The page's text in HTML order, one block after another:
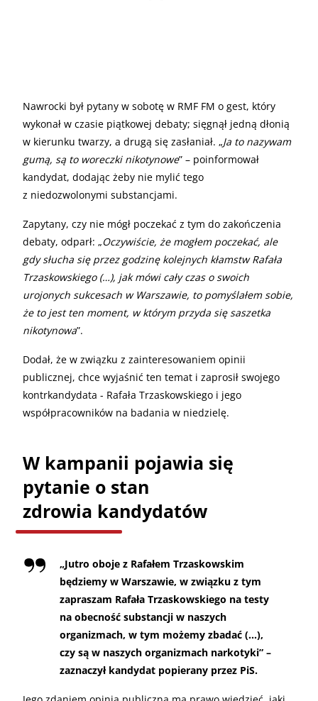
Nawrocki był pytany w sobotę w RMF FM o gest, który
wykonał w czasie piątkowej debaty; sięgnął jedną dłonią
w kierunku twarzy, a drugą się zasłaniał. „Ja to nazywam
gumą, są to woreczki nikotynowe” – poinformował
kandydat, dodając żeby nie mylić tego
z niedozwolonymi substancjami.
Zapytany, czy nie mógł poczekać z tym do zakończenia
debaty, odparł: „Oczywiście, że mogłem poczekać, ale
gdy słucha się przez godzinę kolejnych kłamstw Rafała
Trzaskowskiego (…), jak mówi cały czas o swoich
urojonych sukcesach w Warszawie, to pomyślałem sobie,
że to jest ten moment, w którym przyda się saszetka
nikotynowa”.
Dodał, że w związku z zainteresowaniem opinii
publicznej, chce wyjaśnić ten temat i zaprosił swojego
kontrkandydata - Rafała Trzaskowskiego i jego
współpracowników na badania w niedzielę.
W kampanii pojawia się
pytanie o stan
zdrowia kandydatów
„Jutro oboje z Rafałem Trzaskowskim
będziemy w Warszawie, w związku z tym
zapraszam Rafała Trzaskowskiego na testy
na obecność substancji w naszych
organizmach, w tym możemy zbadać (…),
czy są w naszych organizmach narkotyki” –
zaznaczył kandydat popierany przez PiS.